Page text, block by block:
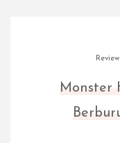
Monster